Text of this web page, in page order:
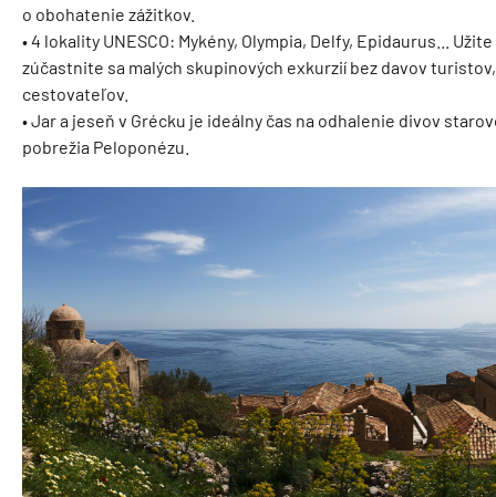
o obohatenie zážitkov.
• 4 lokality UNESCO: Mykény, Olympia, Delfy, Epidaurus...
zúčastnite sa malých skupinových exkurzií bez davov
cestovateľov.
• Jar a jeseň v Grécku je ideálny čas na odhalenie divov
pobrežia Peloponézu.